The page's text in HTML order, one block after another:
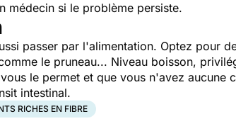
médecin si le problème persiste.
passer par l'alimentation. Optez pour
le pruneau... Niveau boisson,
le permet et que vous n'avez aucune
intestinal.
RICHES EN FIBRE